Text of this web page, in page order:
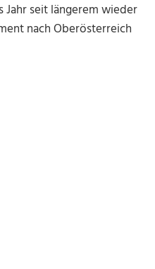
seit längerem wieder
nach Oberösterreich